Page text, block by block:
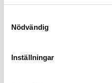
Nödvändig
Inställningar
Minsta beställning: 0.5 m